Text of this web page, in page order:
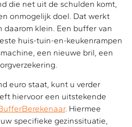
die net uit de schulden komt,
onmogelijk doel. Dat werkt
daarom klein. Een buffer van
huis-tuin-en-keukenrampen
een nieuwe bril, een
euro staat, kunt u verder
hiervoor een uitstekende
. Hiermee
specifieke gezinssituatie,